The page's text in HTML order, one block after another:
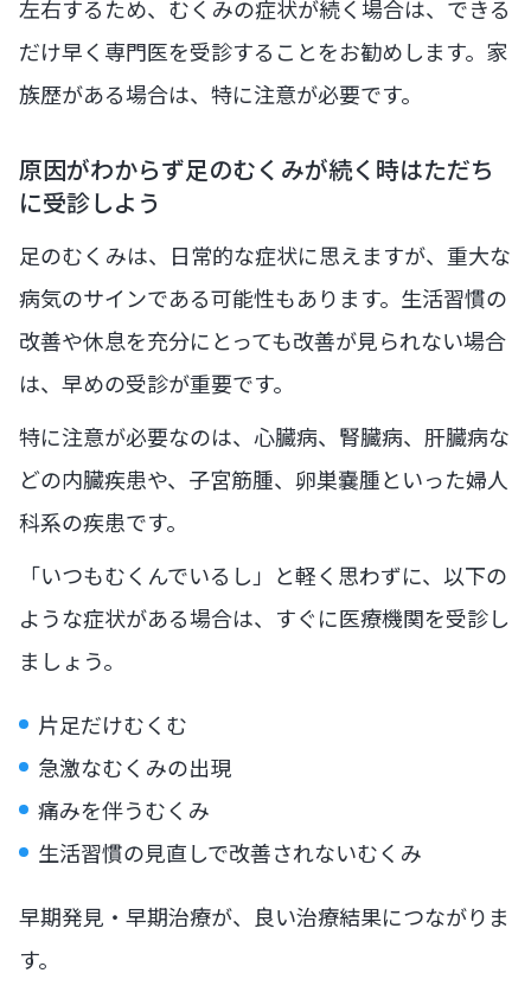
左右するため、むくみの症状が続く場合は、できる
だけ早く専門医を受診することをお勧めします。家
族歴がある場合は、特に注意が必要です。
原因がわからず足のむくみが続く時はただち
に受診しよう
足のむくみは、日常的な症状に思えますが、重大な
病気のサインである可能性もあります。生活習慣の
改善や休息を充分にとっても改善が見られない場合
は、早めの受診が重要です。
特に注意が必要なのは、心臓病、腎臓病、肝臓病な
どの内臓疾患や、子宮筋腫、卵巣嚢腫といった婦人
科系の疾患です。
「いつもむくんでいるし」と軽く思わずに、以下の
ような症状がある場合は、すぐに医療機関を受診し
ましょう。
片足だけむくむ
急激なむくみの出現
痛みを伴うむくみ
生活習慣の見直しで改善されないむくみ
早期発見・早期治療が、良い治療結果につながりま
す。